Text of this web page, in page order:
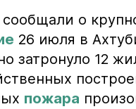
о
26 июля в
затронуло 12
пожара